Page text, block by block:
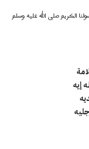
الكريم صلى الله عليه وسلم
إيه